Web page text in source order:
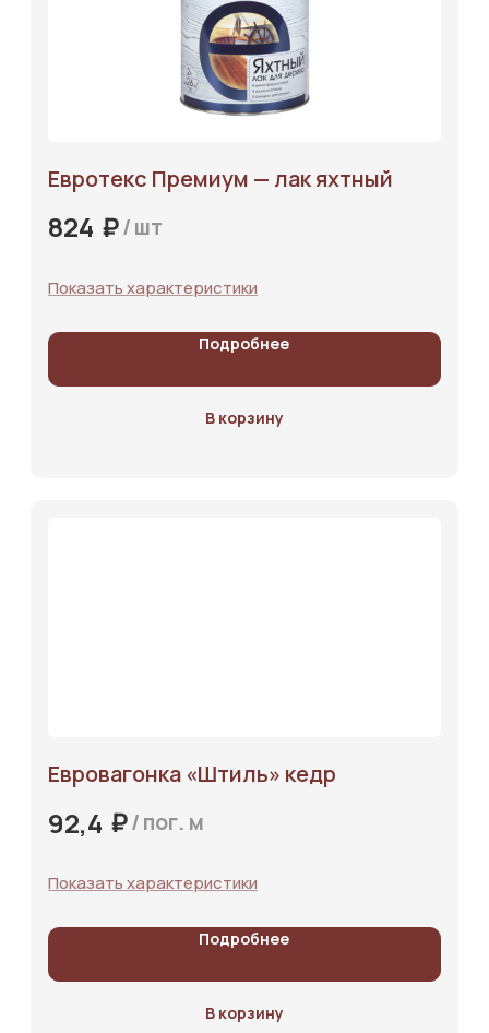
Евротекс Премиум — лак яхтный
824 ₽/шт
Показать характеристики
Подробнее
В корзину
Евровагонка «‎Штиль»‎ кедр
92,4 ₽/пог. м
Показать характеристики
Подробнее
В корзину